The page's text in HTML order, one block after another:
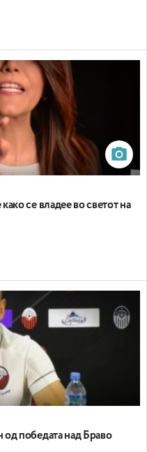
се владее во светот на
од победата над Браво